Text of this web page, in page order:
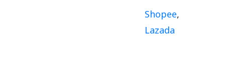
Shopee,
Lazada